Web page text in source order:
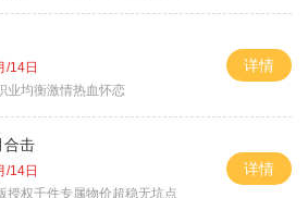
/14日
业均衡激情热血怀恋
详情
合击
/14日
授权千件专属物价超稳无坑点
详情